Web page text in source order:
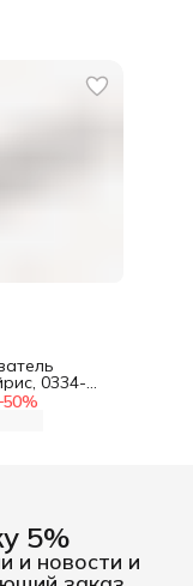
50%
0334-
5%
и новости и